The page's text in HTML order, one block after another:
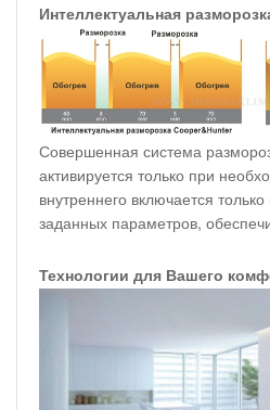
Интеллектуальная
Совершенная система
активируется только при
внутреннего включается
заданных параметров,
Технологии для Вашего